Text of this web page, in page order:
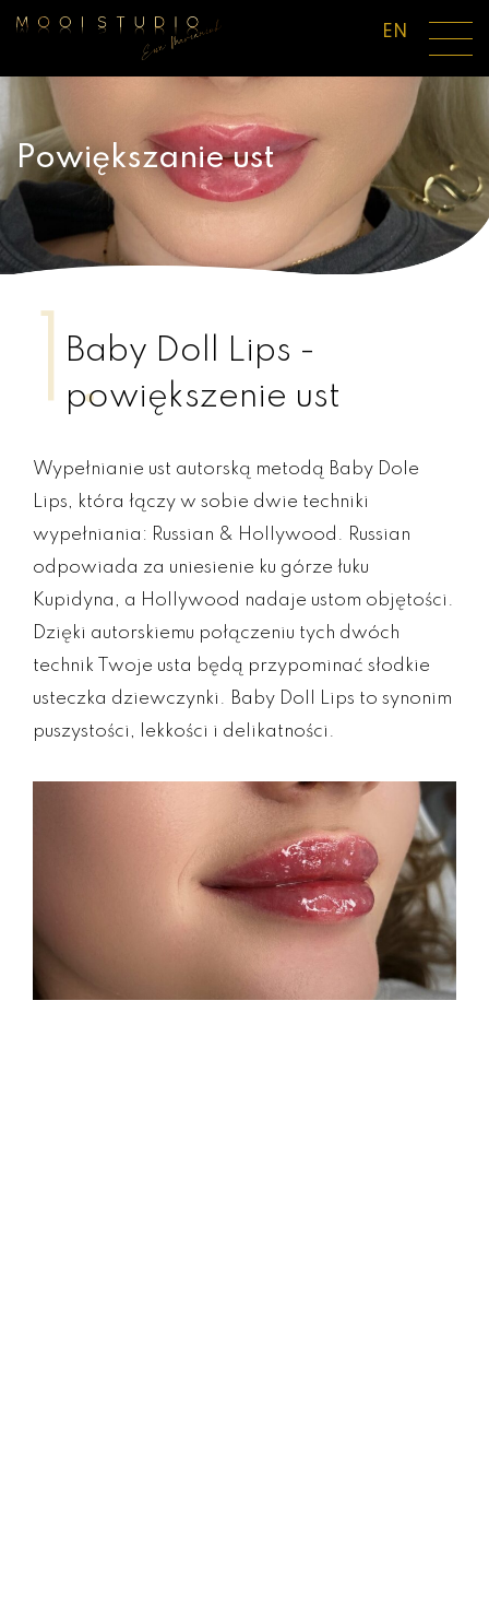
EN
Powiększanie ust
1.
Baby Doll Lips -
powiększenie ust
Wypełnianie ust autorską metodą Baby Dole
Lips, która łączy w sobie dwie techniki
wypełniania: Russian & Hollywood. Russian
odpowiada za uniesienie ku górze łuku
Kupidyna, a Hollywood nadaje ustom objętości.
Dzięki autorskiemu połączeniu tych dwóch
technik Twoje usta będą przypominać słodkie
usteczka dziewczynki. Baby Doll Lips to synonim
puszystości, lekkości i delikatności.